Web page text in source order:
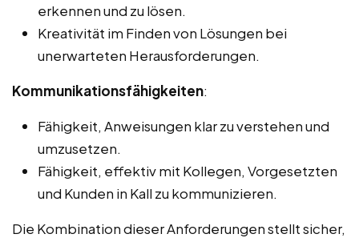
erkennen und zu lösen.
Kreativität im Finden von Lösungen bei
unerwarteten Herausforderungen.
Kommunikationsfähigkeiten:
Fähigkeit, Anweisungen klar zu verstehen und
umzusetzen.
Fähigkeit, effektiv mit Kollegen, Vorgesetzten
und Kunden in Kall zu kommunizieren.
Die Kombination dieser Anforderungen stellt sicher,